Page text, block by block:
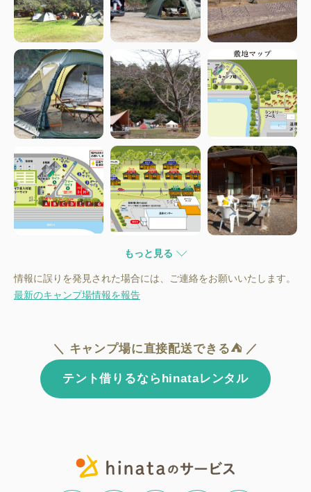
もっと見る
情報に誤りを発見された場合には、ご連絡をお願いいたします。
最新のキャンプ場情報を報告
＼ キャンプ場に直接配送できる⛺ ／
テント借りるならhinataレンタル